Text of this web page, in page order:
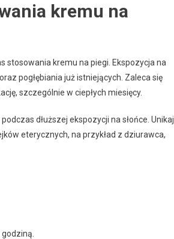
kremu na
kremu na piegi. Ekspozycja na
pogłębiania już istniejących. Zaleca się
szczególnie w ciepłych miesięcy.
dłuższej ekspozycji na słońce. Unikaj
eterycznych, na przykład z dziurawca,